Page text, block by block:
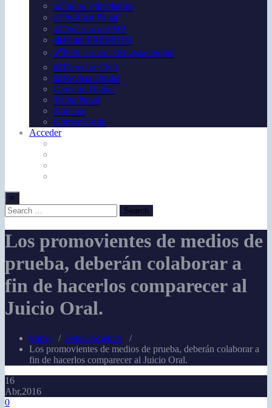
⚖️Fallos Vínculantes
⚖️PodCast Penal
⚖️Doctrina del MP.
💲Penal PREMIUM
🖊️Publicar en la Revista Digital
📖Derecho Civil
📖Revista Digital
Derecho Digital
Trivia Penal
Noticias
Gómez Grillo
Acceder
×
Los promovientes de medios de
prueba, deberán colaborar a
fin de hacerlos comparecer al
Juicio Oral.
Inicio / Penal Adjetivo /
Los promovientes de medios de prueba, deberán colaborar a
fin de hacerlos comparecer al Juicio Oral.
16
Abr,2016
0